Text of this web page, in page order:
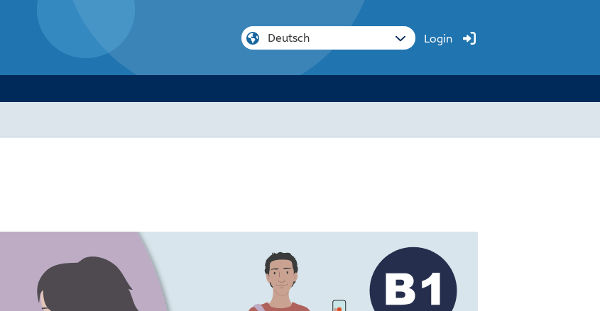
Login